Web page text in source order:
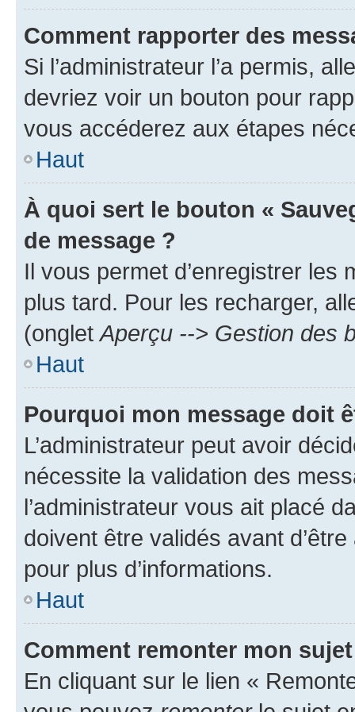
Comment rapporter des
Si l’administrateur l’a permis,
devriez voir un bouton pour
vous accéderez aux étapes
Haut
À quoi sert le bouton «
de message ?
Il vous permet d’enregistrer
plus tard. Pour les recharger,
(onglet Aperçu --> Gestion des
Haut
Pourquoi mon message doit
L’administrateur peut avoir
nécessite la validation des
l’administrateur vous ait placé
doivent être validés avant
pour plus d’informations.
Haut
Comment remonter mon
En cliquant sur le lien «